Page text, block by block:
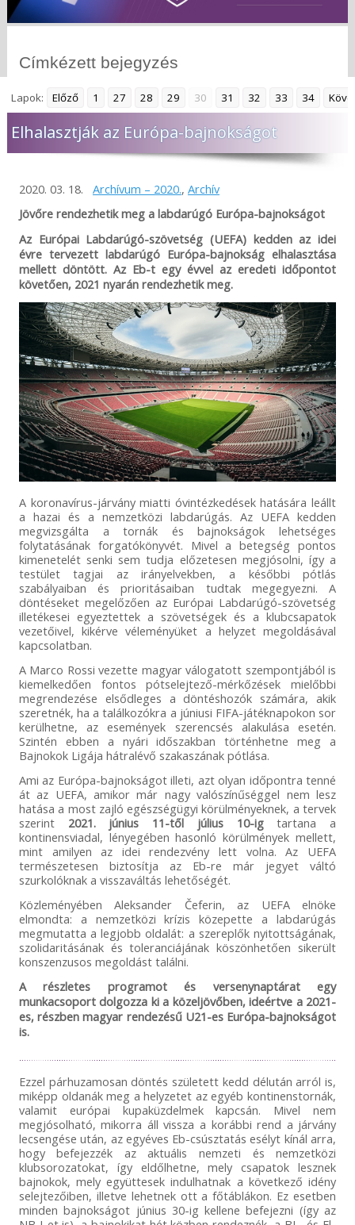
Címkézett bejegyzés
Lapok: Előző 1 27 28 29 30 31 32 33 34
Elhalasztják az Európa-bajnokságot
2020. 03. 18. Archívum – 2020., Archív
Jövőre rendezhetik meg a labdarúgó Európa-bajnokságot
Az Európai Labdarúgó-szövetség (UEFA) kedden az idei
évre tervezett labdarúgó Európa-bajnokság elhalasztása
mellett döntött. Az Eb-t egy évvel az eredeti időpontot
követően, 2021 nyarán rendezhetik meg.
A koronavírus-járvány miatti óvintézkedések hatására leállt
a hazai és a nemzetközi labdarúgás. Az UEFA kedden
megvizsgálta a tornák és bajnokságok lehetséges
folytatásának forgatókönyvét. Mivel a betegség pontos
kimenetelét senki sem tudja előzetesen megjósolni, így a
testület tagjai az irányelvekben, a későbbi pótlás
szabályaiban és prioritásaiban tudtak megegyezni. A
döntéseket megelőzően az Európai Labdarúgó-szövetség
illetékesei egyeztettek a szövetségek és a klubcsapatok
vezetőivel, kikérve véleményüket a helyzet megoldásával
kapcsolatban.
A Marco Rossi vezette magyar válogatott szempontjából is
kiemelkedően fontos pótselejtező-mérkőzések mielőbbi
megrendezése elsődleges a döntéshozók számára, akik
szeretnék, ha a találkozókra a júniusi FIFA-játéknapokon sor
kerülhetne, az események szerencsés alakulása esetén.
Szintén ebben a nyári időszakban történhetne meg a
Bajnokok Ligája hátralévő szakaszának pótlása.
Ami az Európa-bajnokságot illeti, azt olyan időpontra tenné
át az UEFA, amikor már nagy valószínűséggel nem lesz
hatása a most zajló egészségügyi körülményeknek, a tervek
szerint 2021. június 11-től július 10-igtartana a
kontinensviadal, lényegében hasonló körülmények mellett,
mint amilyen az idei rendezvény lett volna. Az UEFA
természetesen biztosítja az Eb-re már jegyet váltó
szurkolóknak a visszaváltás lehetőségét.
Közleményében Aleksander Čeferin, az UEFA elnöke
elmondta: a nemzetközi krízis közepette a labdarúgás
megmutatta a legjobb oldalát: a szereplők nyitottságának,
szolidaritásának és toleranciájának köszönhetően sikerült
konszenzusos megoldást találni.
A részletes programot és versenynaptárat egy
munkacsoport dolgozza ki a közeljövőben, ideértve a 2021-
es, részben magyar rendezésű U21-es Európa-bajnokságot
is.
Ezzel párhuzamosan döntés született kedd délután arról is,
miképp oldanák meg a helyzetet az egyéb kontinenstornák,
valamit európai kupaküzdelmek kapcsán. Mivel nem
megjósolható, mikorra áll vissza a korábbi rend a járvány
lecsengése után, az egyéves Eb-csúsztatás esélyt kínál arra,
hogy befejezzék az aktuális nemzeti és nemzetközi
klubsorozatokat, így eldőlhetne, mely csapatok lesznek
bajnokok, mely együttesek indulhatnak a következő idény
selejtezőiben, illetve lehetnek ott a főtáblákon. Ez esetben
minden bajnokságot június 30-ig kellene befejezni (így az